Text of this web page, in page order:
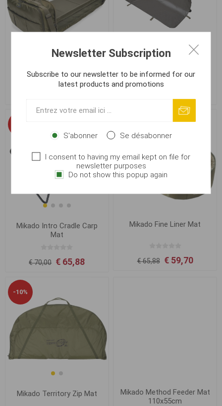
Avid Carp Revive Mat XL Mikado Enclave Cradle Mat
Mikado Intro Cradle Carp
Mat
€ 70,00 € 65,88
Mikado Fine Liner Mat
€ 65,88 € 59,70
-10%
Mikado Territory Zip Mat
Mikado Method Feeder Mat
110x55cm
Newsletter Subscription
Subscribe to our newsletter to be informed for our
latest products and promotions
S'abonner Se désabonner
I consent to having my email kept on file for
newsletter purposes
Do not show this popup again